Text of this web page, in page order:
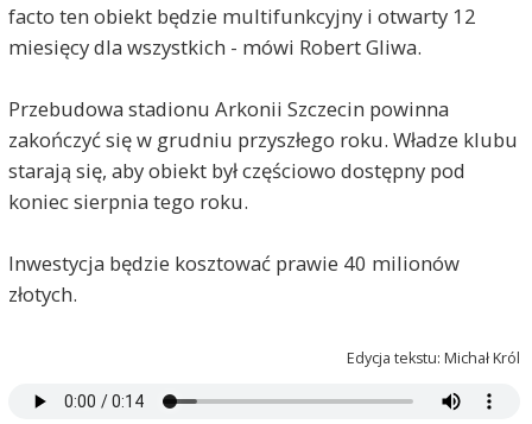
facto ten obiekt będzie multifunkcyjny i otwarty 12
miesięcy dla wszystkich - mówi Robert Gliwa.
Przebudowa stadionu Arkonii Szczecin powinna
zakończyć się w grudniu przyszłego roku. Władze klubu
starają się, aby obiekt był częściowo dostępny pod
koniec sierpnia tego roku.
Inwestycja będzie kosztować prawie 40 milionów
złotych.
Edycja tekstu: Michał Król